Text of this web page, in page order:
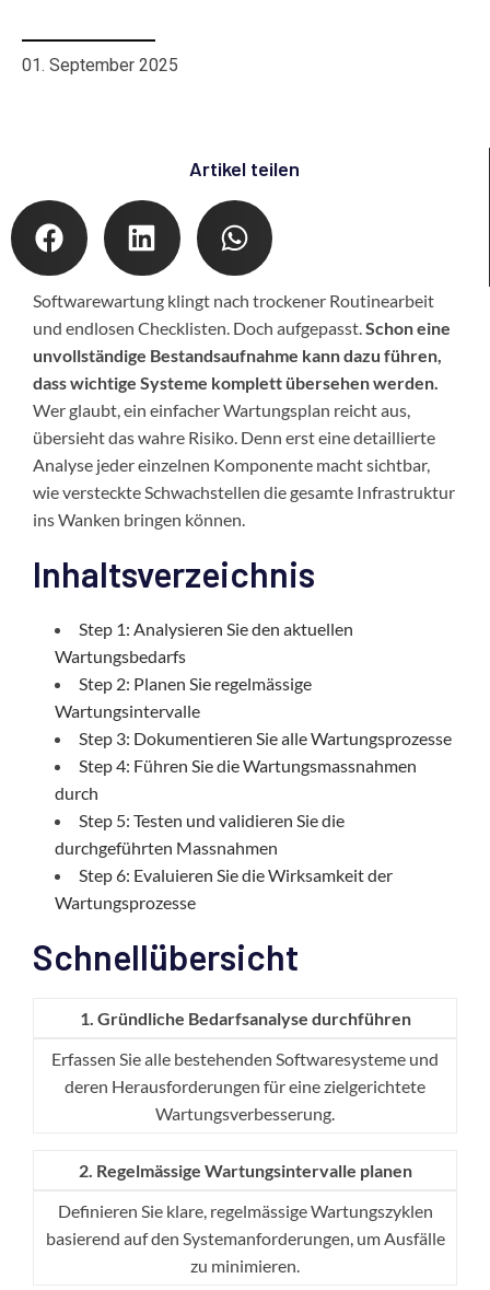
01. September 2025
Artikel teilen
Softwarewartung klingt nach trockener Routinearbeit
und endlosen Checklisten. Doch aufgepasst.Schon eine
unvollständige Bestandsaufnahme kann dazu führen,
dass wichtige Systeme komplett übersehen werden.
Wer glaubt, ein einfacher Wartungsplan reicht aus,
übersieht das wahre Risiko. Denn erst eine detaillierte
Analyse jeder einzelnen Komponente macht sichtbar,
wie versteckte Schwachstellen die gesamte Infrastruktur
ins Wanken bringen können.
Inhaltsverzeichnis
Step 1: Analysieren Sie den aktuellen
Wartungsbedarfs
Step 2: Planen Sie regelmässige
Wartungsintervalle
Step 3: Dokumentieren Sie alle Wartungsprozesse
Step 4: Führen Sie die Wartungsmassnahmen
durch
Step 5: Testen und validieren Sie die
durchgeführten Massnahmen
Step 6: Evaluieren Sie die Wirksamkeit der
Wartungsprozesse
Schnellübersicht
1. Gründliche Bedarfsanalyse durchführen
Erfassen Sie alle bestehenden Softwaresysteme und
deren Herausforderungen für eine zielgerichtete
Wartungsverbesserung.
2. Regelmässige Wartungsintervalle planen
Definieren Sie klare, regelmässige Wartungszyklen
basierend auf den Systemanforderungen, um Ausfälle
zu minimieren.